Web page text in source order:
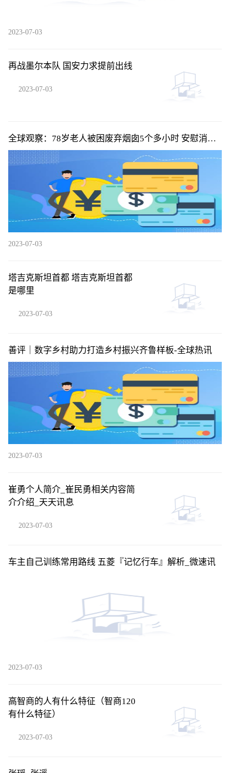
2023-07-03
再战墨尔本队 国安力求提前出线
2023-07-03
全球观察：78岁老人被困废弃烟囱5个多小时 安慰消防
员“不要着急”
2023-07-03
塔吉克斯坦首都 塔吉克斯坦首都
是哪里
2023-07-03
善评｜数字乡村助力打造乡村振兴齐鲁样板-全球热讯
2023-07-03
崔勇个人简介_崔民勇相关内容简
介介绍_天天讯息
2023-07-03
车主自己训练常用路线 五菱『记忆行车』解析_微速讯
2023-07-03
高智商的人有什么特征（智商120
有什么特征）
2023-07-03